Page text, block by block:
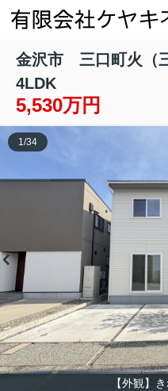
金沢市 三口町火（
4LDK
5,530万円
【外観】
1/34